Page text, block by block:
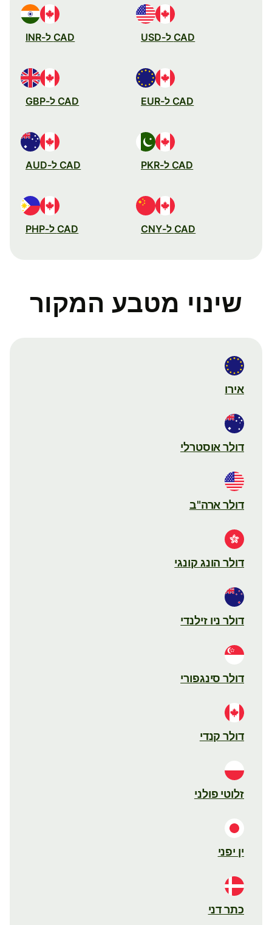
CAD ל-USD CAD ל-INR
CAD ל-EUR CAD ל-GBP
CAD ל-PKR CAD ל-AUD
CAD ל-CNY CAD ל-PHP
שינוי מטבע המקור
אירו
דולר אוסטרלי
דולר ארה"ב
דולר הונג קונגי
דולר ניו זילנדי
דולר סינגפורי
דולר קנדי
זלוטי פולני
ין יפני
כתר דני